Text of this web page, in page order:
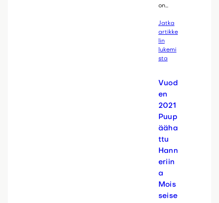
on…
Jatka
artikke
lin
lukemi
sta
Vuod
en
2021
Puup
ääha
ttu
Hann
eriin
a
Mois
seise